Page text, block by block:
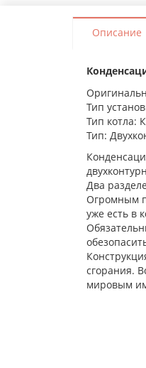
Описание
Тип
Тип котла:
Тип:
Два
Огромным
уже есть в
сгорания.
мировым